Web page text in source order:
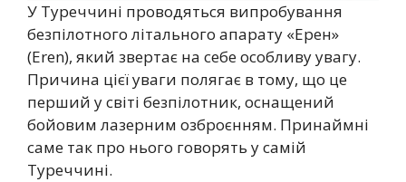
У Туреччині проводяться випробування
безпілотного літального апарату «Ерен»
(Eren), який звертає на себе особливу увагу.
Причина цієї уваги полягає в тому, що це
перший у світі безпілотник, оснащений
бойовим лазерним озброєнням. Принаймні
саме так про нього говорять у самій
Туреччині.